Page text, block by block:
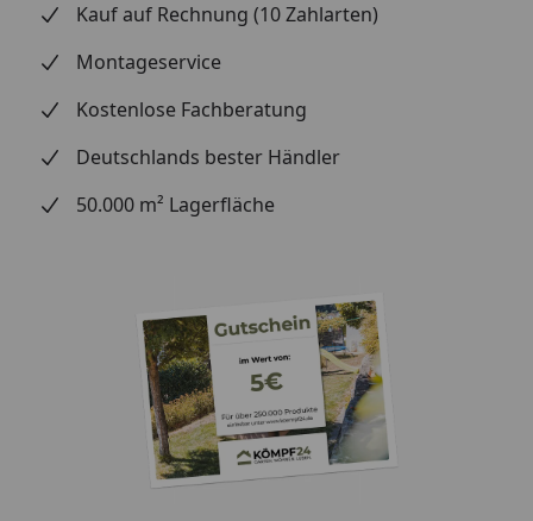
Sie ruhig mal einen Hammer fallen oder stellen Sie
einen Stuhl auf das Muster und setzen Sie sich
Boden eindrückt.
Alltagstauglichkeit:Steinchen unter den
das Material ist.
Farbwirkung zu vergleichen. Welche Farbe
harmoniert am besten mit Ihren Möbeln, dem
Esstisch oder Bett? Welche Terrassendiele passt zu
Ihren Gartenmöbeln und Pflanzkästen?
Einfache Reinigung:Prüfen Sie, wie leicht sich das
Muster reinigen lässt und ob Speisereste oder
Schmutz leicht zu entfernen sind.
Kauf auf Rechnung (10 Zahlarten)
Montageservice
Kostenlose Fachberatung
Deutschlands bester Händler
50.000 m² Lagerfläche